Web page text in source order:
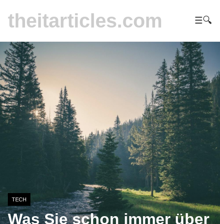
theitarticles.com ☰🔍
TECH
Was Sie schon immer über